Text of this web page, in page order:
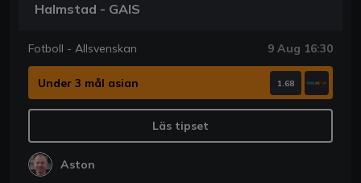
Halmstad - GAIS
Fotboll - Allsvenskan 9 Aug 16:30
Under 3 mål asian 1.68
Läs tipset
Aston